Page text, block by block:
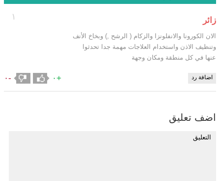
١ زائر
الان الكورونا والانفلونزا والزكام ( الرشح ,) وبخاخ الأنف
وتنظيف الاذن واستخدام العلاجات مهمة جدا تحدثوا
عنها في كل منطقة ومكان وجهة
اضافة رد +٠ -٠
اضف تعليق